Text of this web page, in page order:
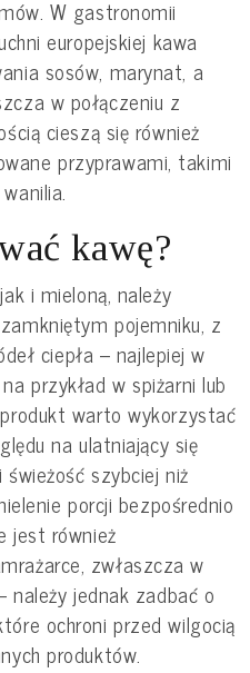
W gastronomii
europejskiej kawa
sosów, marynat, a
w połączeniu z
cieszą się również
przyprawami, takimi
kawę?
i mieloną, należy
pojemniku, z
ciepła – najlepiej w
przykład w spiżarni lub
warto wykorzystać
na ulatniający się
szybciej niż
porcji bezpośrednio
jest również
zwłaszcza w
należy jednak zadbać o
ochroni przed wilgocią
produktów.